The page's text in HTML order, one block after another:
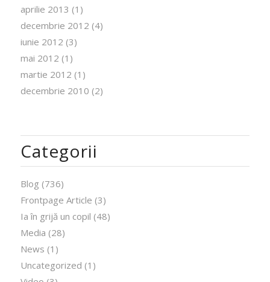
aprilie 2013 (1)
decembrie 2012 (4)
iunie 2012 (3)
mai 2012 (1)
martie 2012 (1)
decembrie 2010 (2)
Categorii
Blog (736)
Frontpage Article (3)
Ia în grijă un copil (48)
Media (28)
News (1)
Uncategorized (1)